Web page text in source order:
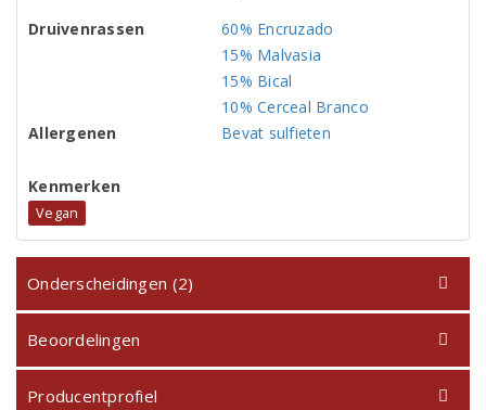
Druivenrassen
60% Encruzado
15% Malvasia
15% Bical
10% Cerceal Branco
Allergenen
Bevat sulfieten
Kenmerken
Vegan
Onderscheidingen (2)
Beoordelingen
Producentprofiel